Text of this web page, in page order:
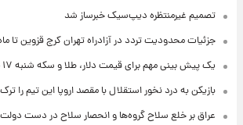
تصمیم غیرمنتظره دیپ‌سیک خبرساز شد
جزئیات محدودیت تردد در آزادراه تهران کرج قزوین تا
یک پیش ‌بینی مهم برای قیمت دلار، طلا و سکه شنبه ۱۷ مرداد ۱۴۰۵
بازیکن به درد نخور استقلال با مقصد اروپا این تیم را
عراق بر خلع سلاح گروه‌ها و انحصار سلاح در دست دولت